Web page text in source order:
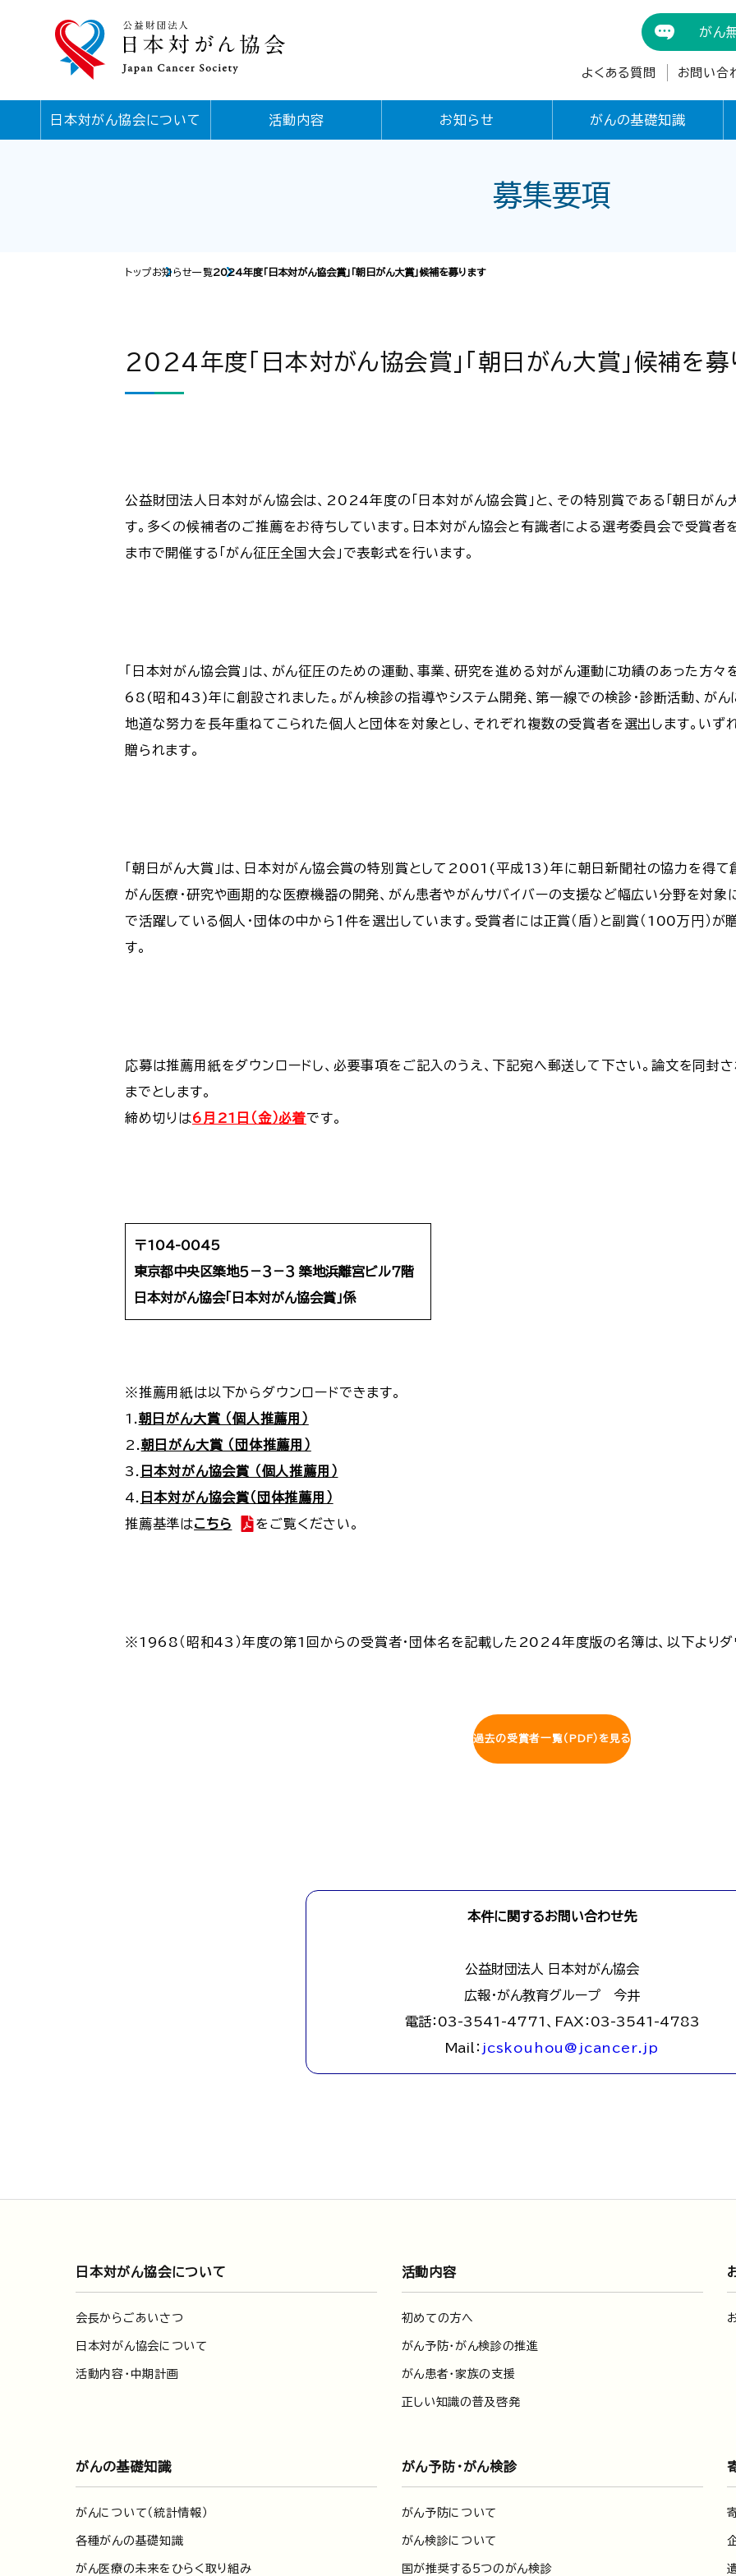
がん
よくある質問 お問い合
日本対がん協会について 活動内容 お知らせ がんの基礎知識
募集要項
トップお知らせ一覧2024年度「日本対がん協会賞」「朝日がん大賞」候補を募ります
2024年度「日本対がん協会賞」「朝日がん大賞」候補を募
公益財団法人日本対がん協会は、2024年度の「日本対がん協会賞」と、その特別賞である「朝日がん大
す。多くの候補者のご推薦をお待ちしています。日本対がん協会と有識者による選考委員会で受賞者を
ま市で開催する「がん征圧全国大会」で表彰式を行います。
「日本対がん協会賞」は、がん征圧のための運動、事業、研究を進める対がん運動に功績のあった方
68(昭和43)年に創設されました。がん検診の指導やシステム開発、第一線での検診・診断活動、が
地道な努力を長年重ねてこられた個人と団体を対象とし、それぞれ複数の受賞者を選出します。いずれ
贈られます。
「朝日がん大賞」は、日本対がん協会賞の特別賞として2001(平成13)年に朝日新聞社の協力を得て創
がん医療・研究や画期的な医療機器の開発、がん患者やがんサバイバーの支援など幅広い分野を対象
で活躍している個人・団体の中から１件を選出しています。受賞者には正賞（盾）と副賞（100万円）
す。
応募は推薦用紙をダウンロードし、必要事項をご記入のうえ、下記宛へ郵送して下さい。論文を同封さ
までとします。
締め切りは6月21日（金）必着です。
〒104-0045
東京都中央区築地５－３－３ 築地浜離宮ビル７階
日本対がん協会「日本対がん協会賞」係
※推薦用紙は以下からダウンロードできます。
1.朝日がん大賞 （個人推薦用）
2.朝日がん大賞 （団体推薦用）
3. 日本対がん協会賞 （個人推薦用）
4. 日本対がん協会賞（団体推薦用）
推薦基準はこちら をご覧ください。
※1968（昭和43）年度の第1回からの受賞者・団体名を記載した2024年度版の名簿は、以下よりダ
過去の受賞者一覧（PDF）を見る
本件に関するお問い合わせ先
公益財団法人 日本対がん協会
広報・がん教育グループ 今井
電話：03-3541-4771、FAX：03-3541-4783
Mail： jcskouhou@jcancer.jp
日本対がん協会について
会長からごあいさつ
日本対がん協会について
活動内容・中期計画
活動内容
初めての方へ
がん予防・がん検診の推進
がん患者・家族の支援
正しい知識の普及啓発
がんの基礎知識
がんについて（統計情報）
各種がんの基礎知識
がん医療の未来をひらく取り組み
がん予防・がん検診
がん予防について
がん検診について
国が推奨する5つのがん検診